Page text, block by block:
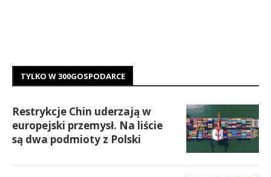
TYLKO W 300GOSPODARCE
Restrykcje Chin uderzają w
europejski przemysł. Na liście
są dwa podmioty z Polski